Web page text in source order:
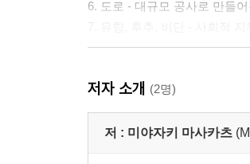
6. 도로 - 대규모 공사로 만들
큰 역사의 흐름 - 이슬람 제국
저자 소개 (2명)
저 : 미야자키 마사카츠